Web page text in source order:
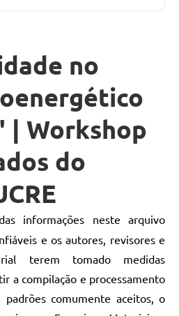
no
| Workshop
do
informações neste arquivo
e os autores, revisores e
terem tomado medidas
a compilação e processamento
comumente aceitos, o